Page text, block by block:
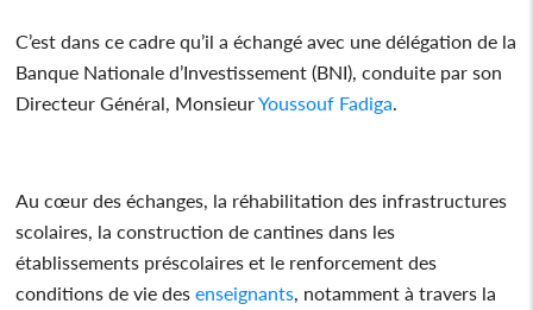
C’est dans ce cadre qu’il a échangé avec une délégation de la
Banque Nationale d’Investissement (BNI), conduite par son
Directeur Général, MonsieurYoussouf Fadiga
Au cœur des échanges, la réhabilitation des infrastructures
scolaires, la construction de cantines dans les
établissements préscolaires et le renforcement des
conditions de vie desenseignants , notamment à travers la